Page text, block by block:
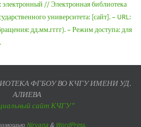
// Электронная библиотека
университета: [сайт]. – URL:
дд.мм.гггг). – Режим доступа: для
ФГБОУ ВО КЧГУ ИМЕНИ УД.
АЛИЕВА
сайт КЧГУ"
Nirvana& WordPress.